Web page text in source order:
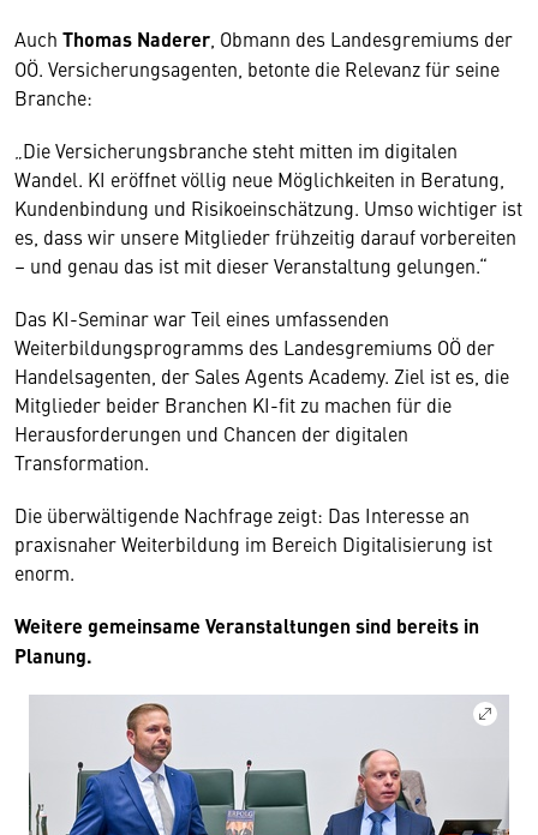
Auch Thomas Naderer , Obmann des Landesgremiums der
OÖ. Versicherungsagenten, betonte die Relevanz für seine
Branche:
„Die Versicherungsbranche steht mitten im digitalen
Wandel. KI eröffnet völlig neue Möglichkeiten in Beratung,
Kundenbindung und Risikoeinschätzung. Umso wichtiger ist
es, dass wir unsere Mitglieder frühzeitig darauf vorbereiten
– und genau das ist mit dieser Veranstaltung gelungen.“
Das KI-Seminar war Teil eines umfassenden
Weiterbildungsprogramms des Landesgremiums OÖ der
Handelsagenten, der Sales Agents Academy. Ziel ist es, die
Mitglieder beider Branchen KI-fit zu machen für die
Herausforderungen und Chancen der digitalen
Transformation.
Die überwältigende Nachfrage zeigt: Das Interesse an
praxisnaher Weiterbildung im Bereich Digitalisierung ist
enorm.
Weitere gemeinsame Veranstaltungen sind bereits in
Planung.